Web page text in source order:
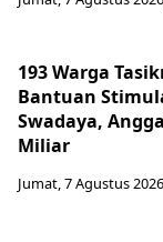
193 Warga
Bantuan
Swadaya,
Miliar
Jumat, 7 Agustus